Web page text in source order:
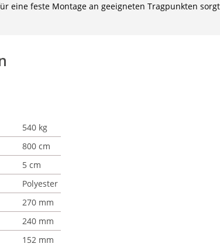
eine feste Montage an geeigneten Tragpunkten
540 kg
800 cm
5 cm
Polyester
270 mm
240 mm
152 mm